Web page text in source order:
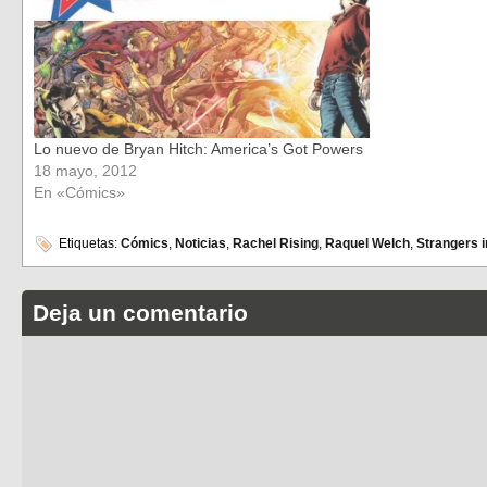
Lo nuevo de Bryan Hitch: America’s Got Powers
18 mayo, 2012
En «Cómics»
Etiquetas: Cómics, Noticias, Rachel Rising, Raquel Welch, Strangers
Deja un comentario